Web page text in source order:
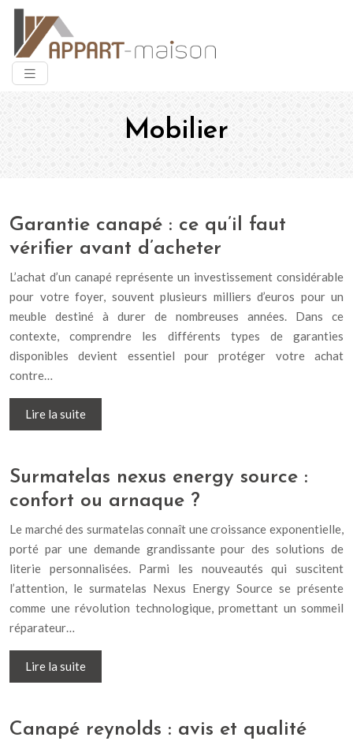
Mobilier
Garantie canapé : ce qu’il faut
vérifier avant d’acheter
L’achat d’un canapé représente un investissement considérable
pour votre foyer, souvent plusieurs milliers d’euros pour un
meuble destiné à durer de nombreuses années. Dans ce
contexte, comprendre les différents types de garanties
disponibles devient essentiel pour protéger votre achat
contre…
Lire la suite
Surmatelas nexus energy source :
confort ou arnaque ?
Le marché des surmatelas connaît une croissance exponentielle,
porté par une demande grandissante pour des solutions de
literie personnalisées. Parmi les nouveautés qui suscitent
l’attention, le surmatelas Nexus Energy Source se présente
comme une révolution technologique, promettant un sommeil
réparateur…
Lire la suite
Canapé reynolds : avis et qualité